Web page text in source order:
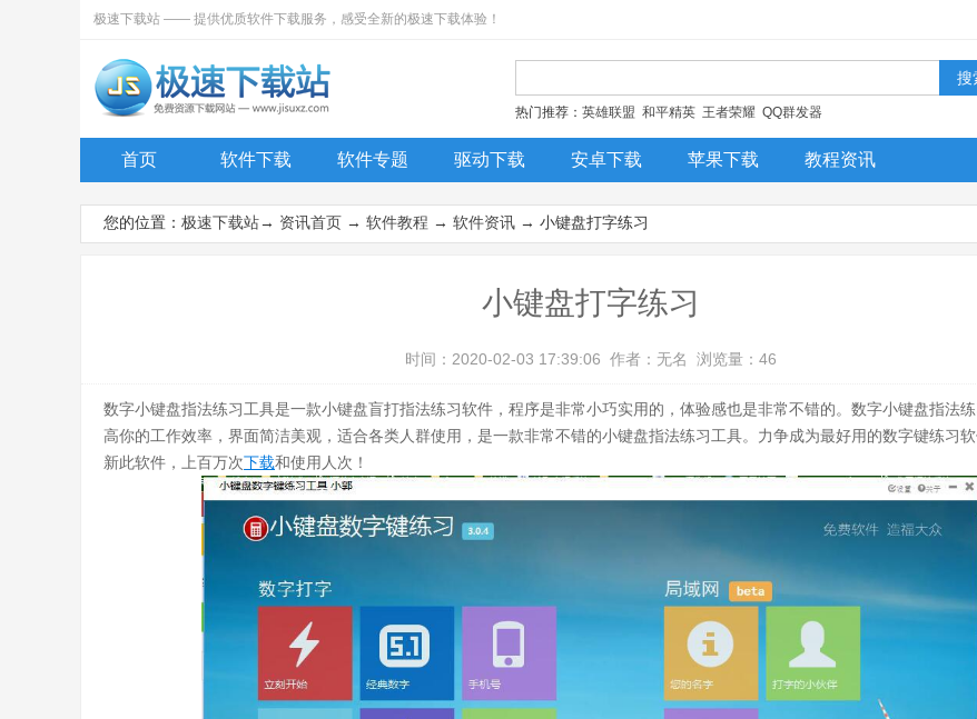
极速下载站 —— 提供优质软件下载服务，感受全新的极速下载体验！
热门推荐： 英雄联盟 和平精英 王者荣耀 QQ群发器
首页 软件下载 软件专题 驱动下载 安卓下载 苹果下载 教程资讯
今日更新 排行榜 装机必备
您的位置： 极速下载站→ 资讯首页 → 软件教程 → 软件资讯 → 小键盘打字练习
小键盘打字练习
时间：2020-02-03 17:39:06 作者：无名 浏览量：46
数字小键盘指法练习工具是一款小键盘盲打指法练习软件，程序是非常小巧实用的，体验感也是非常不错的。数字小键盘指法
高你的工作效率，界面简洁美观，适合各类人群使用，是一款非常不错的小键盘指法练习工具。力争成为最好用的数字键练习
新此软件，上百万次下载和使用人次！